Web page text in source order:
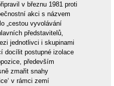
v březnu 1981 proti
akci s názvem
„cestou vyvolávání
představitelů,
jednotlivci i skupinami
docílit postupné izolace
především
zmařit snahy
v rámci zemí